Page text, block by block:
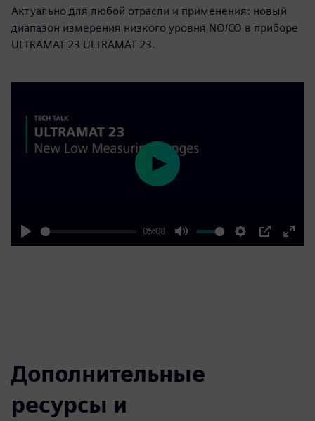
Актуально для любой отрасли и применения: новый
диапазон измерения низкого уровня NO/CO в приборе
ULTRAMAT 23 ULTRAMAT 23.
Play
05:08
Mute Settings
PIP
Enter
Play
Дополнительные
ресурсы и